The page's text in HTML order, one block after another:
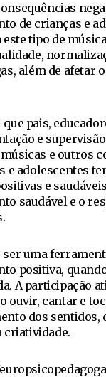
de crianças e
este tipo de
além de afetar
pais,
e
e outros
e adolescentes
e
saudável e o
ser uma
positiva,
A participação
ouvir, cantar e
dos sentidos,
criatividade.